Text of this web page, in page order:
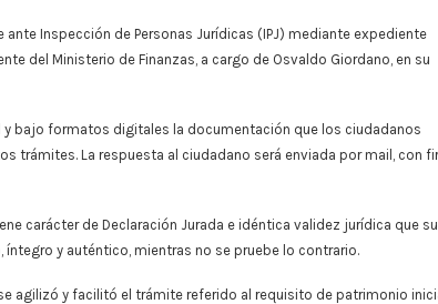
Inspección de Personas Jurídicas (IPJ) mediante expediente
del Ministerio de Finanzas, a cargo de Osvaldo Giordano, en su
y bajo formatos digitales la documentación que los ciudadanos
trámites. La respuesta al ciudadano será enviada por mail, con
carácter de Declaración Jurada e idéntica validez jurídica que
y auténtico, mientras no se pruebe lo contrario.
agilizó y facilitó el trámite referido al requisito de patrimonio